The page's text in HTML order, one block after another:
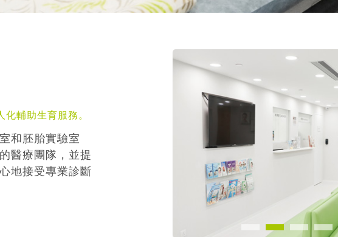
輔助生育服務。
和胚胎實驗室
醫療團隊，並提
地接受專業診斷